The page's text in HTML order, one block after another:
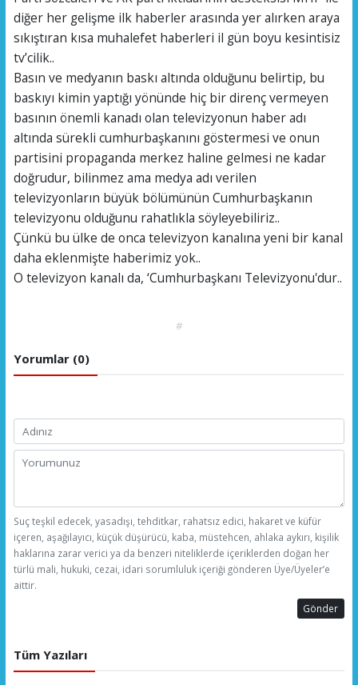
diğer her gelişme ilk haberler arasında yer alırken araya
sıkıştıran kısa muhalefet haberleri il gün boyu kesintisiz
tv’cilik..
Basın ve medyanın baskı altında olduğunu belirtip, bu
baskıyı kimin yaptığı yönünde hiç bir direnç vermeyen
basının önemli kanadı olan televizyonun haber adı
altında sürekli cumhurbaşkanını göstermesi ve onun
partisini propaganda merkez haline gelmesi ne kadar
doğrudur, bilinmez ama medya adı verilen
televizyonların büyük bölümünün Cumhurbaşkanın
televizyonu olduğunu rahatlıkla söyleyebiliriz..
Çünkü bu ülke de onca televizyon kanalına yeni bir kanal
daha eklenmişte haberimiz yok..
O televizyon kanalı da, ‘Cumhurbaşkanı Televizyonu'dur..
#
Yorumlar (0)
Suç teşkil edecek, yasadışı, tehditkar, rahatsız edici, hakaret ve küfür
içeren, aşağılayıcı, küçük düşürücü, kaba, müstehcen, ahlaka aykırı, kişilik
haklarına zarar verici ya da benzeri niteliklerde içeriklerden doğan her
türlü mali, hukuki, cezai, idari sorumluluk içeriği gönderen Üye/Üyeler’e
aittir.
Gönder
Tüm Yazıları